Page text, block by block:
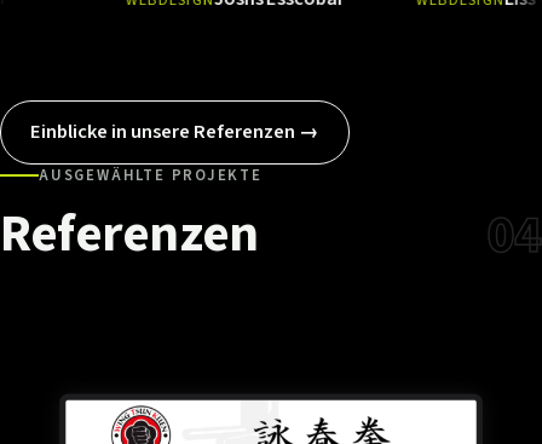
Ansehen→ Ansehen
Einblicke in unsere Referenzen →
AUSGEWÄHLTE PROJEKTE
Referenzen 04